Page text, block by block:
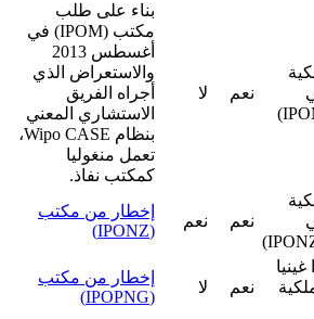
نعم لا
بناء على طلب
مكتب (IPOM) في
أغسطس 2013
والاستعراض الذي
أجراه الفريق
الاستشاري المعني
بنظام Wipo CASE،
تعمل منغوليا
كمكتب نفاذ.
نعم نعم
إخطار من مكتب
(IPONZ)
نعم لا
إخطار من مكتب
(IPOPNG)